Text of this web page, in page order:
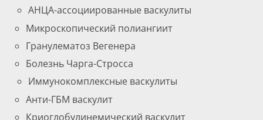
АНЦА-ассоциированные васкулиты
Микроскопический полиангиит
Гранулематоз Вегенера
Болезнь Чарга-Стросса
Иммунокомплексные васкулиты
Анти-ГБМ васкулит
Криоглобулинемический васкулит